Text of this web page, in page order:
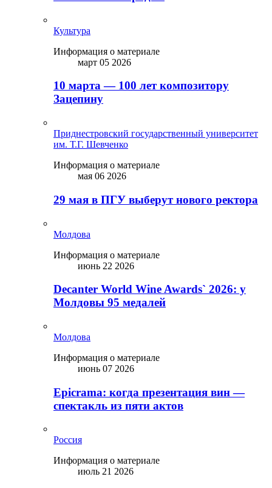
Культура
Информация о материале
март 05 2026
10 марта — 100 лет композитору
Зацепину
Приднестровский государственный университет
им. Т.Г. Шевченко
Информация о материале
мая 06 2026
29 мая в ПГУ выберут нового ректора
Молдова
Информация о материале
июнь 22 2026
Decanter World Wine Awards` 2026: у
Молдовы 95 медалей
Молдова
Информация о материале
июнь 07 2026
Epicrama: когда презентация вин —
спектакль из пяти актов
Россия
Информация о материале
июль 21 2026